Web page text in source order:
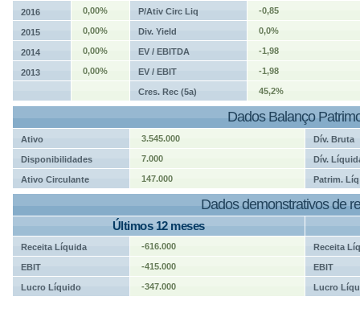
2016 0,00% P/Ativ Circ Liq -0,85
2015 0,00% Div. Yield 0,0%
2014 0,00% EV / EBITDA -1,98
2013 0,00% EV / EBIT -1,98
Cres. Rec (5a) 45,2%
Dados Balanço
Ativo 3.545.000 Dív. Bruta
Disponibilidades 7.000 Dív.
Ativo Circulante 147.000 Patrim. Líq
Dados demonstrativos de
Últimos 12 meses
Receita Líquida -616.000 Receita
EBIT -415.000 EBIT
Lucro Líquido -347.000 Lucro